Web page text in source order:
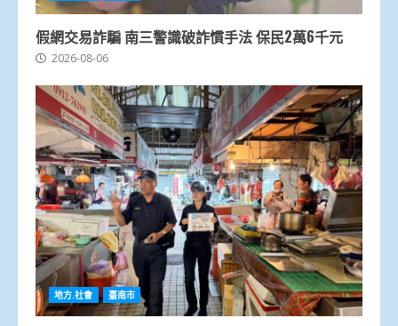
假網交易詐騙 南三警識破詐慣手法 保民2萬6千元
2026-08-06
地方.社會 臺南市